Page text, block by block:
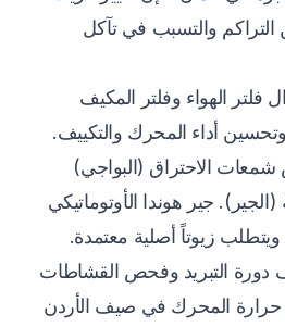
التراكم والتسبب في تآكل
فلتر الهواء وفلتر المكيف
أداء المحرك والتكييف.
الاحتراق (البواجي)
جير هوندا الأوتوماتيكي
دورة التبريد وفحص القشاطات
حرارة المحرك في صيف الأردن